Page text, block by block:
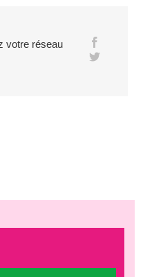
votre réseau